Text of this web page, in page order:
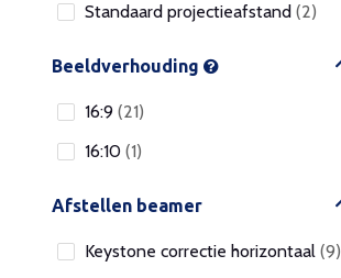
Standaard projectieafstand (2)
Beeldverhouding
16:9 (21)
16:10 (1)
Afstellen beamer
Keystone correctie horizontaal (9)